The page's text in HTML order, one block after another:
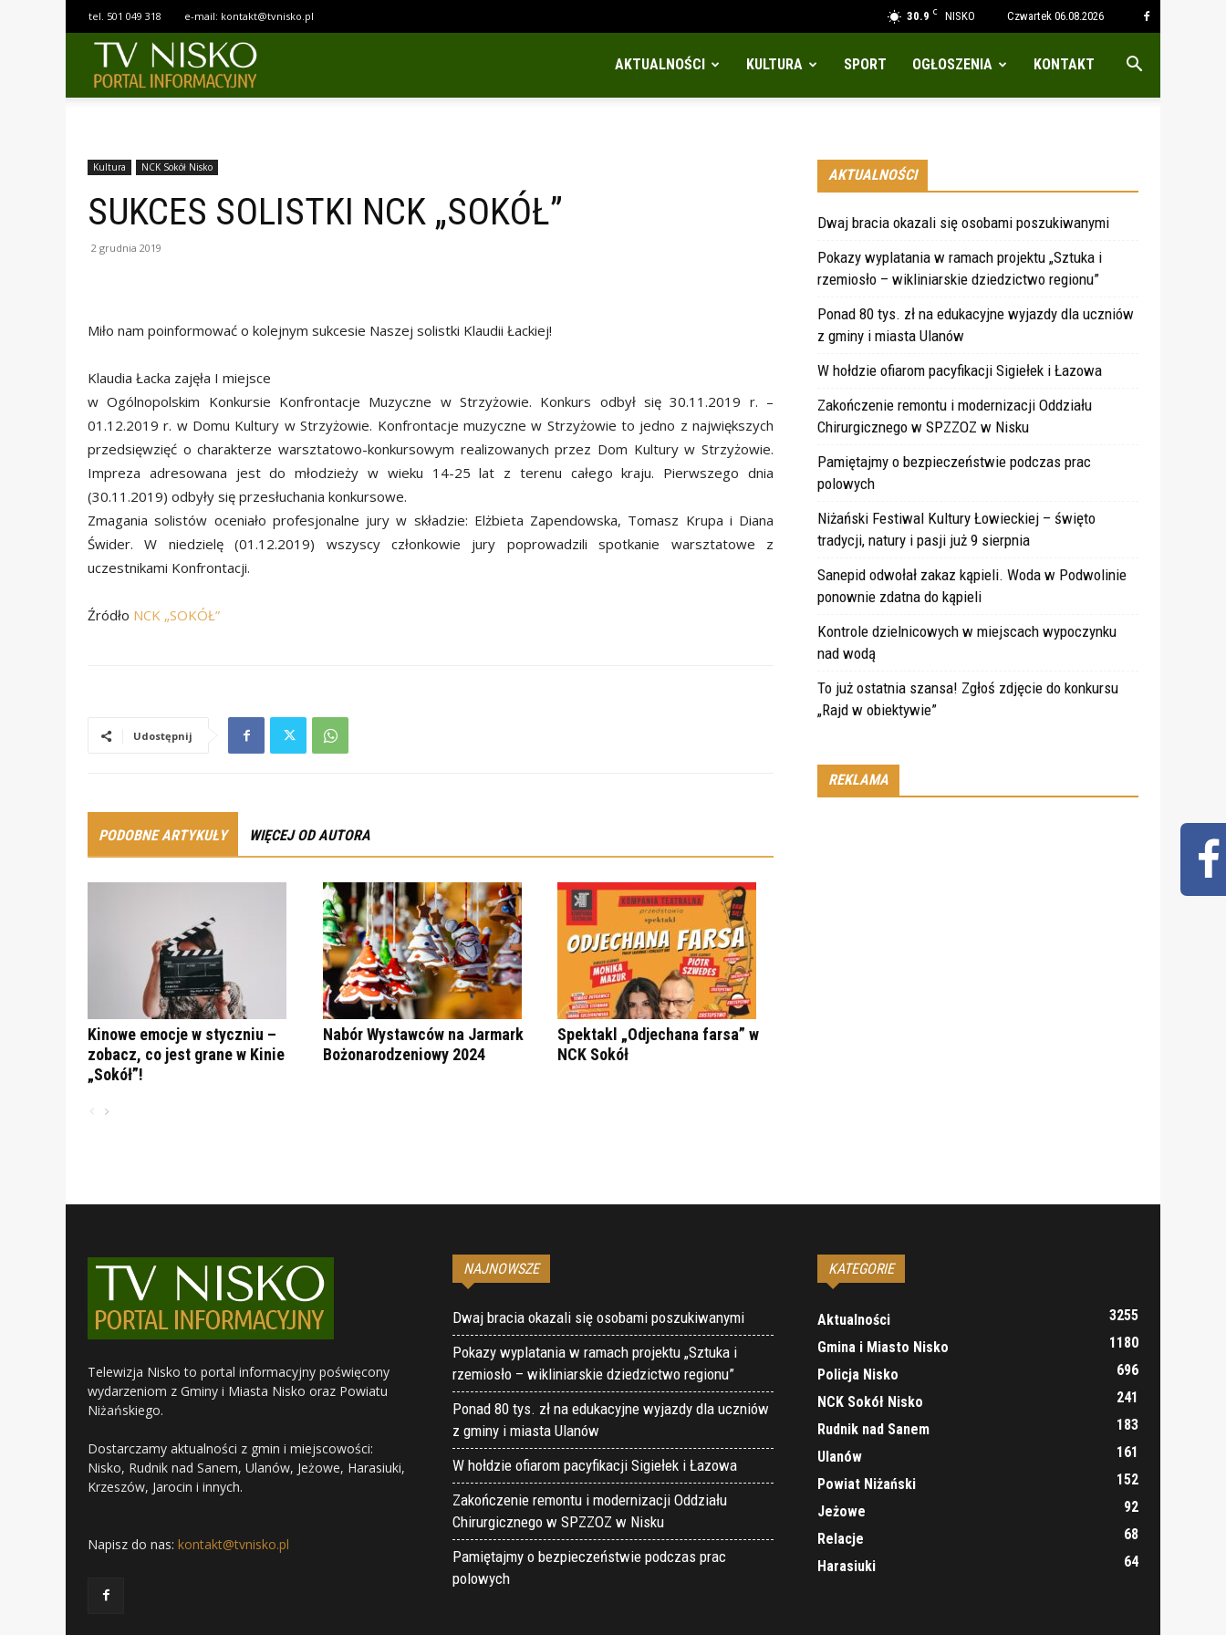
30.9 C NISKO Czwartek 06.08.2026
tel. 501 049 318 e-mail: kontakt@tvnisko.pl
AKTUALNOŚCI KULTURA SPORT OGŁOSZENIA KONTAKT
Kultura NCK Sokół Nisko
SUKCES SOLISTKI NCK „SOKÓŁ”
2 grudnia 2019
Miło nam poinformować o kolejnym sukcesie Naszej solistki Klaudii Łackiej!
Klaudia Łacka zajęła I miejsce
w Ogólnopolskim Konkursie Konfrontacje Muzyczne w Strzyżowie. Konkurs odbył się 30.11.2019 r. –
01.12.2019 r. w Domu Kultury w Strzyżowie. Konfrontacje muzyczne w Strzyżowie to jedno z największych
przedsięwzięć o charakterze warsztatowo-konkursowym realizowanych przez Dom Kultury w Strzyżowie.
Impreza adresowana jest do młodzieży w wieku 14-25 lat z terenu całego kraju. Pierwszego dnia
(30.11.2019) odbyły się przesłuchania konkursowe.
Zmagania solistów oceniało profesjonalne jury w składzie: Elżbieta Zapendowska, Tomasz Krupa i Diana
Świder. W niedzielę (01.12.2019) wszyscy członkowie jury poprowadzili spotkanie warsztatowe z
uczestnikami Konfrontacji.
Źródło NCK „SOKÓŁ”
Udostępnij
PODOBNE ARTYKUŁY WIĘCEJ OD AUTORA
Kinowe emocje w styczniu –
zobacz, co jest grane w Kinie
„Sokół”!
Nabór Wystawców na Jarmark
Bożonarodzeniowy 2024
Spektakl „Odjechana farsa” w
NCK Sokół
AKTUALNOŚCI
Dwaj bracia okazali się osobami poszukiwanymi
Pokazy wyplatania w ramach projektu „Sztuka i
rzemiosło – wikliniarskie dziedzictwo regionu”
Ponad 80 tys. zł na edukacyjne wyjazdy dla uczniów
z gminy i miasta Ulanów
W hołdzie ofiarom pacyfikacji Sigiełek i Łazowa
Zakończenie remontu i modernizacji Oddziału
Chirurgicznego w SPZZOZ w Nisku
Pamiętajmy o bezpieczeństwie podczas prac
polowych
Niżański Festiwal Kultury Łowieckiej – święto
tradycji, natury i pasji już 9 sierpnia
Sanepid odwołał zakaz kąpieli. Woda w Podwolinie
ponownie zdatna do kąpieli
Kontrole dzielnicowych w miejscach wypoczynku
nad wodą
To już ostatnia szansa! Zgłoś zdjęcie do konkursu
„Rajd w obiektywie”
REKLAMA
Telewizja Nisko to portal informacyjny poświęcony
wydarzeniom z Gminy i Miasta Nisko oraz Powiatu
Niżańskiego.
Dostarczamy aktualności z gmin i miejscowości:
Nisko, Rudnik nad Sanem, Ulanów, Jeżowe, Harasiuki,
Krzeszów, Jarocin i innych.
Napisz do nas: kontakt@tvnisko.pl
NAJNOWSZE
Dwaj bracia okazali się osobami poszukiwanymi
Pokazy wyplatania w ramach projektu „Sztuka i
rzemiosło – wikliniarskie dziedzictwo regionu”
Ponad 80 tys. zł na edukacyjne wyjazdy dla uczniów
z gminy i miasta Ulanów
W hołdzie ofiarom pacyfikacji Sigiełek i Łazowa
Zakończenie remontu i modernizacji Oddziału
Chirurgicznego w SPZZOZ w Nisku
Pamiętajmy o bezpieczeństwie podczas prac
polowych
KATEGORIE
Aktualności
3255
Gmina i Miasto Nisko
1180
Policja Nisko
696
NCK Sokół Nisko
241
Rudnik nad Sanem
183
Ulanów
161
Powiat Niżański
152
Jeżowe
92
Relacje
68
Harasiuki
64